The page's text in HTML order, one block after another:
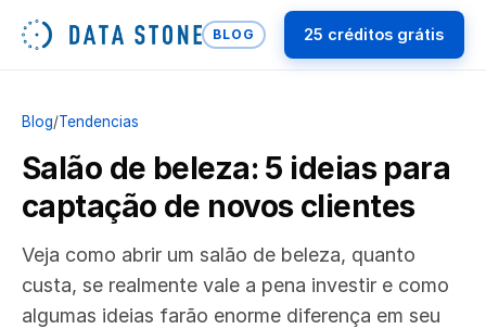
BLOG 25 créditos grátis
Blog/Tendencias
Salão de beleza: 5 ideias para
captação de novos clientes
Veja como abrir um salão de beleza, quanto
custa, se realmente vale a pena investir e como
algumas ideias farão enorme diferença em seu